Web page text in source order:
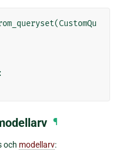
(CustomQu
¶
och modellarv: